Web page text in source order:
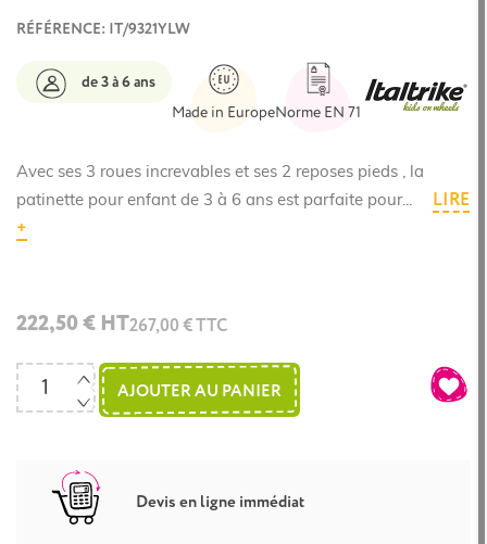
RÉFÉRENCE: IT/9321YLW
de 3 à 6 ans
Made in EuropeNorme EN 71
Avec ses 3 roues increvables et ses 2 reposes pieds , la
patinette pour enfant de 3 à 6 ans est parfaite pour...
LIRE
+
222,50 € HT267,00 € TTC
AJOUTER AU PANIER
Devis en ligne immédiat